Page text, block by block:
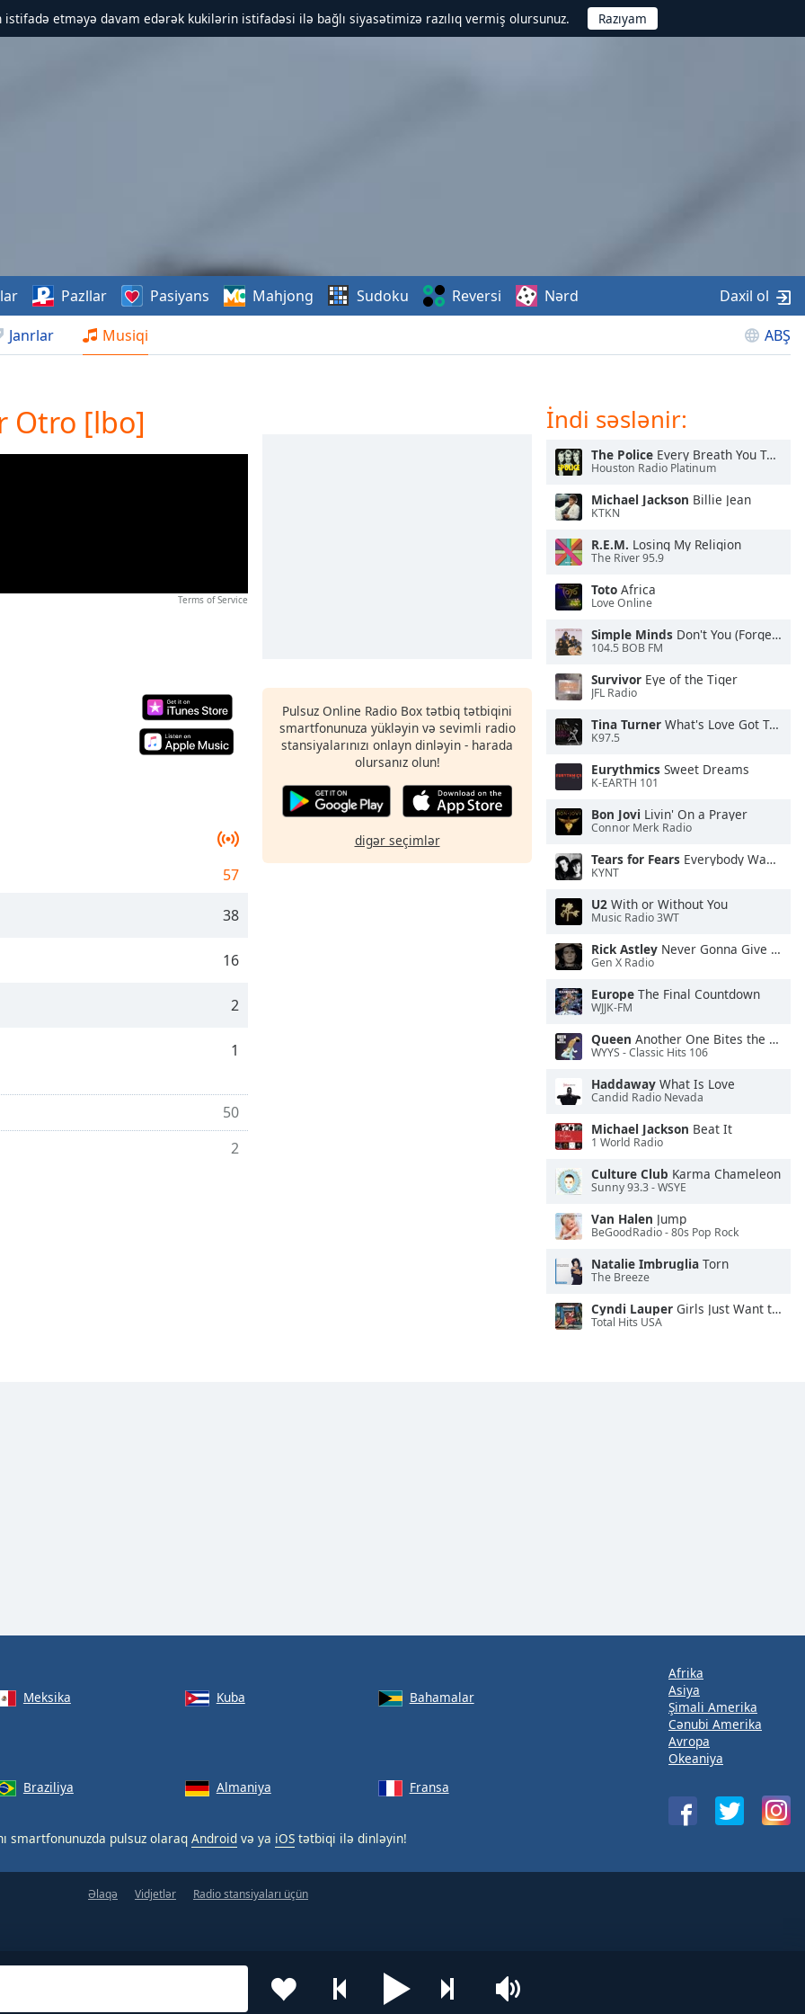
etməyə davam edərək kukilərin istifadəsi ilə bağlı siyasətimizə razılıq vermiş olursunuz.
Janrlar Musiqi ABŞ
Pazllar Pasiyans Mahjong Sudoku Reversi Nərd Daxil ol
Otro [lbo]
Terms of Service
57
38
16
2
1
50
2
Pulsuz Online Radio Box tətbiq tətbiqini
smartfonunuza yükləyin və sevimli radio
stansiyalarınızı onlayn dinləyin - harada
olursanız olun!
digər seçimlər
İndi səslənir:
The Police Every Breath You Take
Houston Radio Platinum
Michael Jackson Billie Jean
KTKN
R.E.M. Losing My Religion
The River 95.9
Toto Africa
Love Online
Simple Minds Don't You (Forget About Me)
104.5 BOB FM
Survivor Eye of the Tiger
JFL Radio
Tina Turner What's Love Got To Do With It
K97.5
Eurythmics Sweet Dreams
K-EARTH 101
Bon Jovi Livin' On a Prayer
Connor Merk Radio
Tears for Fears Everybody Wants To Rule the World
KYNT
U2 With or Without You
Music Radio 3WT
Rick Astley Never Gonna Give You Up
Gen X Radio
Europe The Final Countdown
WJJK-FM
Queen Another One Bites the Dust
WYYS - Classic Hits 106
Haddaway What Is Love
Candid Radio Nevada
Michael Jackson Beat It
1 World Radio
Culture Club Karma Chameleon
Sunny 93.3 - WSYE
Van Halen Jump
BeGoodRadio - 80s Pop Rock
Natalie Imbruglia Torn
The Breeze
Cyndi Lauper Girls Just Want to Have Fun
Total Hits USA
Meksika Kuba
Bahamalar
Braziliya Almaniya Fransa
smartfonunuzda pulsuz olaraq Android və ya iOS tətbiqi ilə dinləyin!
Afrika
Asiya
Şimali Amerika
Cənubi Amerika
Avropa
Okeaniya
Əlaqə Vidjetlər Radio stansiyaları üçün